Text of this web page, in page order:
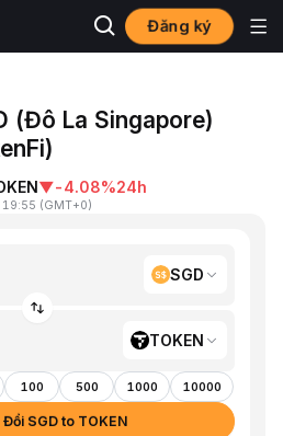
Đăng ký
(Đô La Singapore)
▼-4.08%24h
(GMT+0)
SGD
TOKEN
100 500 1000 10000
SGD to TOKEN